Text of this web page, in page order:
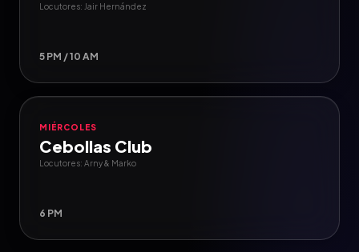
Locutores: Jair Hernández
5 PM / 10 AM
MIÉRCOLES
Cebollas Club
Locutores: Arny & Marko
6 PM